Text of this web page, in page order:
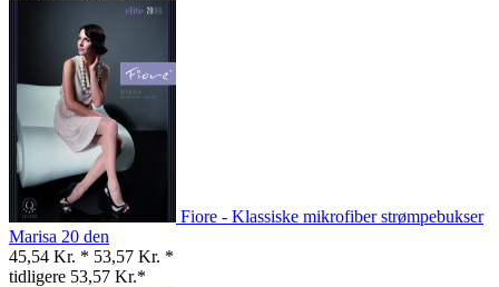
Fiore - Klassiske mikrofiber strømpebukser
Marisa 20 den
45,54 Kr. * 53,57 Kr. *
tidligere 53,57 Kr.*